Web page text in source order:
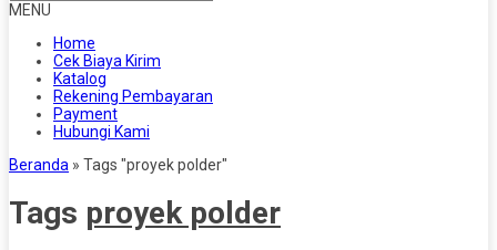
MENU
Home
Cek Biaya Kirim
Katalog
Rekening Pembayaran
Payment
Hubungi Kami
Beranda » Tags "proyek polder"
Tags proyek polder